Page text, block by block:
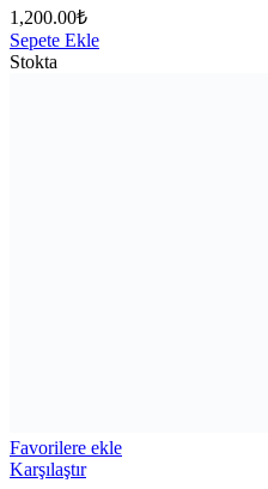
1,200.00₺
Sepete Ekle
Stokta
Favorilere ekle
Karşılaştır